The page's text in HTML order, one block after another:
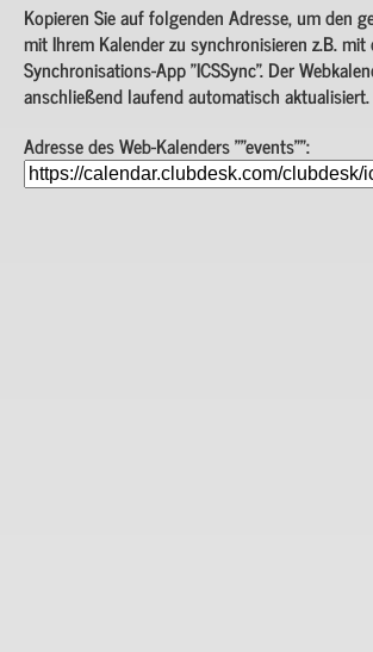
Kopieren Sie auf folgenden Adresse, um den
mit Ihrem Kalender zu synchronisieren z.B. mit
Synchronisations-App "ICSSync". Der
anschließend laufend automatisch aktualisiert.
Adresse des Web-Kalenders ""events"":